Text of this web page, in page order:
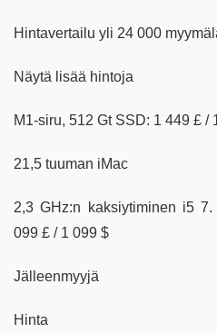
Hintavertailu yli 24 000
Näytä lisää hintoja
M1-siru, 512 Gt SSD: 1 449 £ /
21,5 tuuman iMac
2,3 GHz:n kaksiytiminen i5
099 £ / 1 099 $
Jälleenmyyjä
Hinta